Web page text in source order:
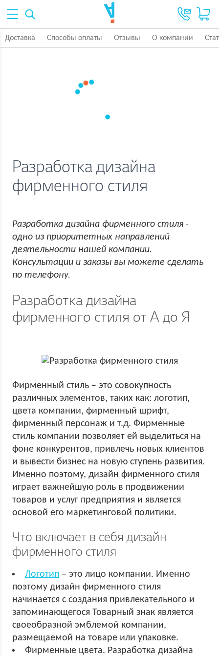
Доставка Способы оплаты Отзывы О компании
Разработка дизайна
фирменного стиля
Разработка дизайна фирменного стиля -
одно из приоритетных направлений
деятельности нашей компании.
Консультации и заказы вы можете сделать
по телефону.
Разработка дизайна
фирменного стиля от А до Я
Фирменный стиль – это совокупность
различных элементов, таких как: логотип,
цвета компании, фирменный шрифт,
фирменный персонаж и т.д. Фирменные
стиль компании позволяет ей выделиться на
фоне конкурентов, привлечь новых клиентов
и вывести бизнес на новую ступень развития.
Именно поэтому, дизайн фирменного стиля
играет важнейшую роль в продвижении
товаров и услуг предприятия и является
основой его маркетинговой политики.
Что включает в себя дизайн
фирменного стиля
Логотип – это лицо компании. Именно
поэтому дизайн фирменного стиля
начинается с создания привлекательного и
запоминающегося Товарный знак является
своеобразной эмблемой компании,
размещаемой на товаре или упаковке.
Фирменные цвета. Разработка дизайна